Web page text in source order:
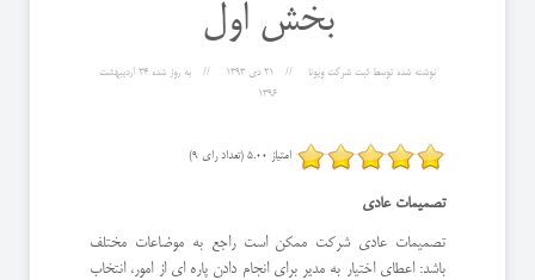
بخش اول
نوشته شده توسط ثبت شرکت ویونا 21 دی 1393 به روز شده
24 ارديبهشت
1396
امتیاز 5.00 (تعداد رای 9)
تصمیمات عادی
تصمیمات عادی شرکت ممکن است راجع به موضاعات مختلف
باشد: اعطای اختیار به مدیر برای انجام دادن پاره ای از امور، انتخاب